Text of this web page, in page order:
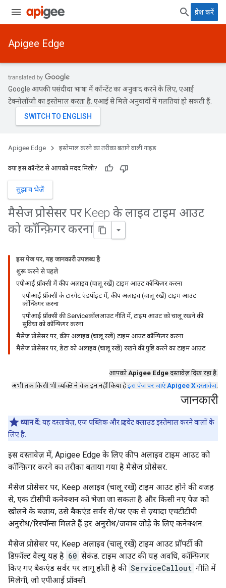
प्रवेश करें
Apigee Edge
Google आपकी पसंदीदा भाषा में कॉन्टेंट का अनुवाद करने के लिए, एआई
टेक्नोलॉजी का इस्तेमाल करता है. एआई से मिले अनुवादों में गलतियां हो सकती हैं.
Apigee Edge इस्तेमाल करने का तरीका बताने वाली गाइड
क्या इस कॉन्टेंट से आपको मदद मिली?
सुझाव भेजें
मैसेज प्रोसेसर पर Keep के लाइव टाइम आउट
को कॉन्फ़िगर करना
इस पेज पर, यह जानकारी उपलब्ध है
शुरू करने से पहले
एपीआई प्रॉक्सी में कीप अलाइव (चालू रखें) टाइम आउट कॉन्फ़िगर करना
एपीआई प्रॉक्सी के टारगेट एंडपॉइंट में, कीप अलाइव (चालू रखें) टाइम आउट
कॉन्फ़िगर करना
एपीआई प्रॉक्सी की Serviceकॉलआउट नीति में, टाइम आउट को चालू रखने की
सुविधा को कॉन्फ़िगर करना
मैसेज प्रोसेसर पर, कीप अलाइव (चालू रखें) टाइम आउट कॉन्फ़िगर करना
मैसेज प्रोसेसर पर, डेटा को अलाइव (चालू रखें) रखने की पुष्टि करने का टाइम आउट
आपकोApigee Edge दस्तावेज़ दिख रहा है.
अभी तक किसी भी व्यक्ति ने चेक इन नहीं किया हैइस पेज पर जाएंApigee X दस्तावेज़.
जानकारी
ध्यान दें: यह दस्तावेज़, एज पब्लिक और प्राइवेट क्लाउड इस्तेमाल करने वालों के
लिए है.
इस दस्तावेज़ में, Apigee Edge के लिए कीप अलाइव टाइम आउट को
कॉन्फ़िगर करने का तरीका बताया गया है मैसेज प्रोसेसर.
मैसेज प्रोसेसर पर, Keep अलाइव (चालू रखें) टाइम आउट होने की वजह
से, एक टीसीपी कनेक्शन को भेजा जा सकता है और किसी नए पेज को
खोलने के बजाय, उसे बैकएंड सर्वर से/पर एक से ज़्यादा एचटीटीपी
अनुरोध/रिस्पॉन्स मिलते हैं हर अनुरोध/जवाब जोड़े के लिए कनेक्शन.
मैसेज प्रोसेसर पर, Keep अलाइव (चालू रखें) टाइम आउट प्रॉपर्टी की
डिफ़ॉल्ट वैल्यू यह है 60 सेकंड. टाइम आउट की यह अवधि, कॉन्फ़िगर
किए गए बैकएंड सर्वर पर लागू होती है की ServiceCallout नीति में
मिलेगी, जो एपीआई प्रॉक्सी.